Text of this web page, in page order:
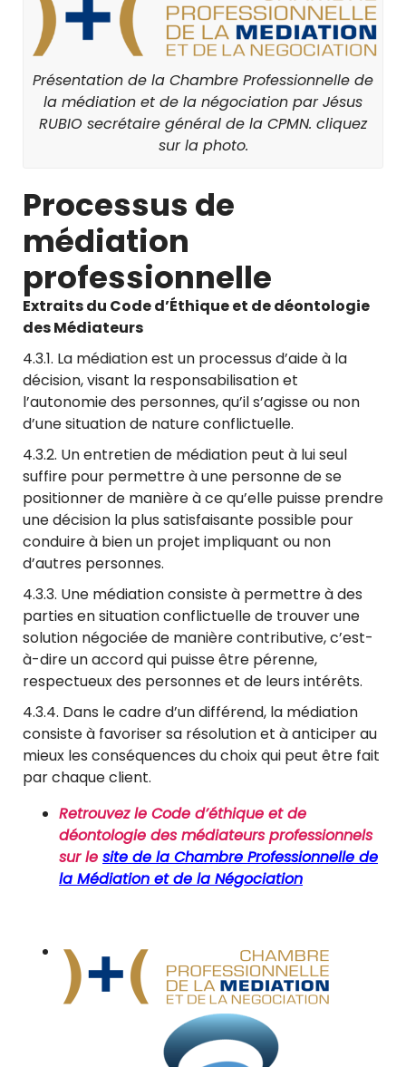
Présentation de la Chambre Professionnelle de
la médiation et de la négociation par Jésus
RUBIO secrétaire général de la CPMN. cliquez
sur la photo.
Processus de
médiation
professionnelle
Extraits du Code d’Éthique et de déontologie
des Médiateurs
4.3.1. La médiation est un processus d’aide à la
décision, visant la responsabilisation et
l’autonomie des personnes, qu’il s’agisse ou non
d’une situation de nature conflictuelle.
4.3.2. Un entretien de médiation peut à lui seul
suffire pour permettre à une personne de se
positionner de manière à ce qu’elle puisse prendre
une décision la plus satisfaisante possible pour
conduire à bien un projet impliquant ou non
d’autres personnes.
4.3.3. Une médiation consiste à permettre à des
parties en situation conflictuelle de trouver une
solution négociée de manière contributive, c’est-
à-dire un accord qui puisse être pérenne,
respectueux des personnes et de leurs intérêts.
4.3.4. Dans le cadre d’un différend, la médiation
consiste à favoriser sa résolution et à anticiper au
mieux les conséquences du choix qui peut être fait
par chaque client.
Retrouvez le Code d’éthique et de
déontologie des médiateurs professionnels
sur le site de la Chambre Professionnelle de
la Médiation et de la Négociation